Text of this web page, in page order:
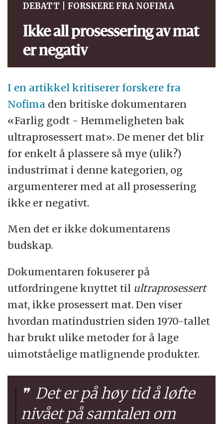
DEBATT | FORSKERE FRA NOFIMA
Ikke all prosessering av mat
er negativ
I en artikkel kritiserer forskere fra
Nofima den britiske dokumentaren
«Farlig godt - Hemmeligheten bak
ultraprosessert mat». De mener det blir
for enkelt å plassere så mye (ulik?)
industrimat i denne kategorien, og
argumenterer med at all prosessering
ikke er negativt.
Men det er ikke dokumentarens
budskap.
Dokumentaren fokuserer på
utfordringene knyttet til ultraprosessert
mat, ikke prosessert mat. Den viser
hvordan matindustrien siden 1970-tallet
har brukt ulike metoder for å lage
uimotståelige matlignende produkter.
Det er på høy tid å løfte
nivået på samtalen om